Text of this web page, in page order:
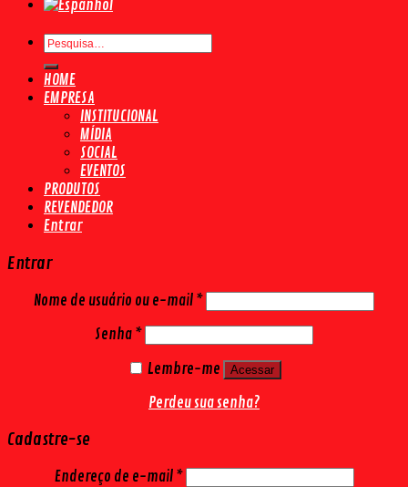
Pesquisar
por:
HOME
EMPRESA
INSTITUCIONAL
MÍDIA
SOCIAL
EVENTOS
PRODUTOS
REVENDEDOR
Entrar
Entrar
Nome de usuário ou e-mail *
Senha *
Lembre-me
Acessar
Perdeu sua senha?
Cadastre-se
Endereço de e-mail *